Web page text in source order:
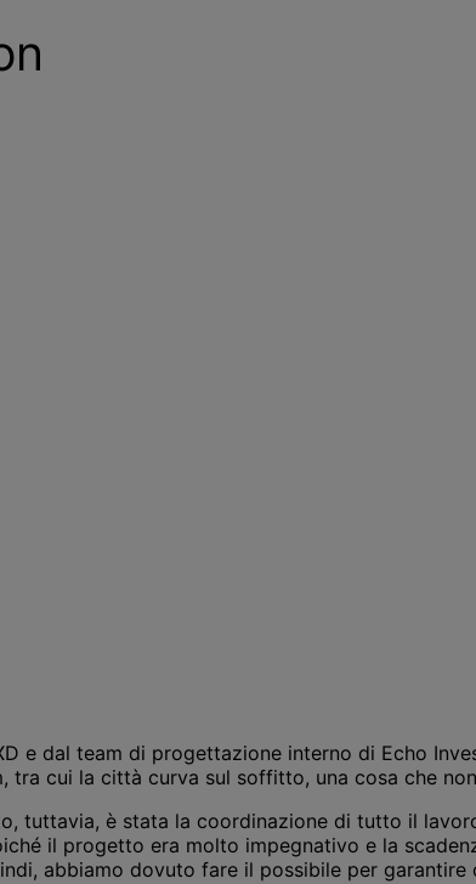
e dal team di progettazione interno di Echo
tra cui la città curva sul soffitto, una cosa che
tuttavia, è stata la coordinazione di tutto il
il progetto era molto impegnativo e la
abbiamo dovuto fare il possibile per